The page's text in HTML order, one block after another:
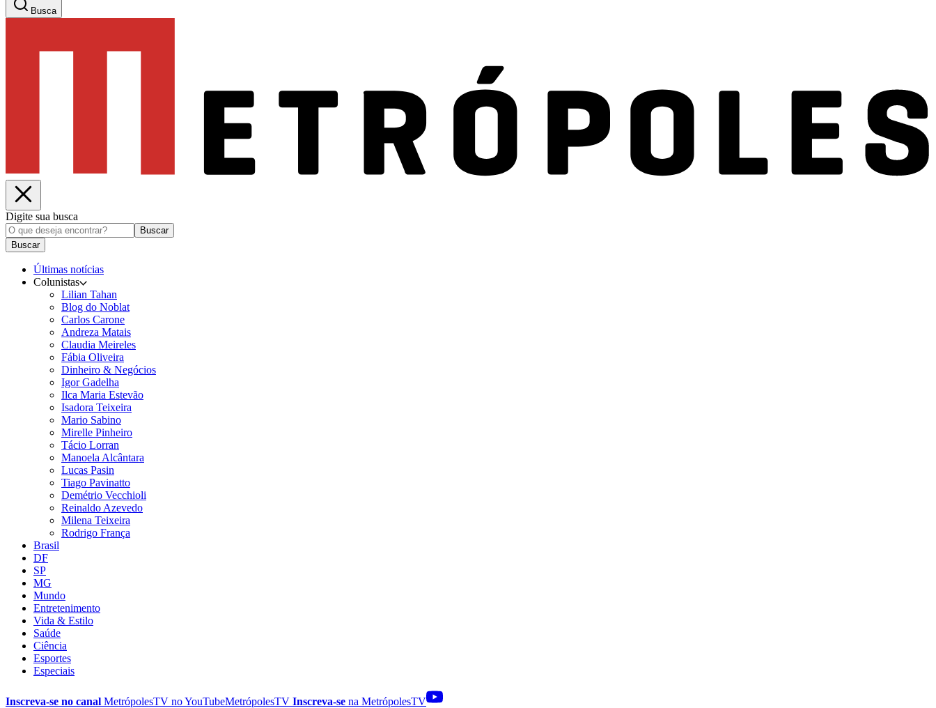
Busca
Digite sua busca
Buscar
Buscar
Últimas notícias
Colunistas
Lilian Tahan
Blog do Noblat
Carlos Carone
Andreza Matais
Claudia Meireles
Fábia Oliveira
Dinheiro & Negócios
Igor Gadelha
Ilca Maria Estevão
Isadora Teixeira
Mario Sabino
Mirelle Pinheiro
Tácio Lorran
Manoela Alcântara
Lucas Pasin
Tiago Pavinatto
Demétrio Vecchioli
Reinaldo Azevedo
Milena Teixeira
Rodrigo França
Brasil
DF
SP
MG
Mundo
Entretenimento
Vida & Estilo
Saúde
Ciência
Esportes
Especiais
Inscreva-se no canal MetrópolesTV noYouTubeMetrópolesTV Inscreva-se na MetrópolesTV